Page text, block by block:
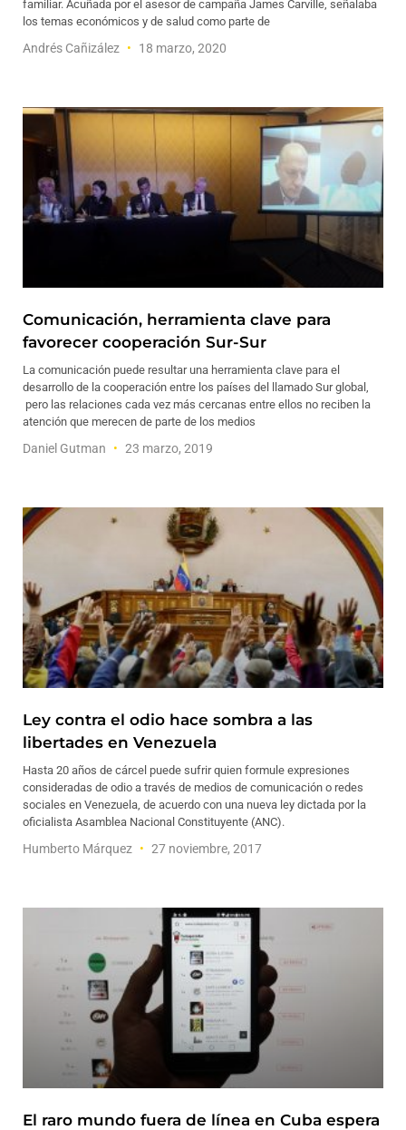
familiar. Acuñada por el asesor de campaña James Carville, señalaba
los temas económicos y de salud como parte de
Andrés Cañizález 18 marzo, 2020
Comunicación, herramienta clave para
favorecer cooperación Sur-Sur
La comunicación puede resultar una herramienta clave para el
desarrollo de la cooperación entre los países del llamado Sur global,
pero las relaciones cada vez más cercanas entre ellos no reciben la
atención que merecen de parte de los medios
Daniel Gutman 23 marzo, 2019
Ley contra el odio hace sombra a las
libertades en Venezuela
Hasta 20 años de cárcel puede sufrir quien formule expresiones
consideradas de odio a través de medios de comunicación o redes
sociales en Venezuela, de acuerdo con una nueva ley dictada por la
oficialista Asamblea Nacional Constituyente (ANC).
Humberto Márquez 27 noviembre, 2017
El raro mundo fuera de línea en Cuba espera